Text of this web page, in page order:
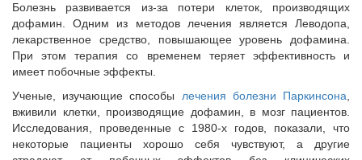
Болезнь развивается из-за потери клеток, производящих
дофамин. Одним из методов лечения является Леводопа,
лекарственное средство, повышающее уровень дофамина.
При этом терапия со временем теряет эффективность и
имеет побочные эффекты.
Ученые, изучающие способы лечения болезни Паркинсона
вживили клетки, производящие дофамин, в мозг пациентов.
Исследования, проведенные с 1980-х годов, показали, что
некоторые пациенты хорошо себя чувствуют, а другие